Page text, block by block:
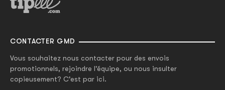
CONTACTER GMD
Vous souhaitez nous contacter pour des envois
promotionnels, rejoindre l'équipe, ou nous insulter
copieusement? C'est par ici.